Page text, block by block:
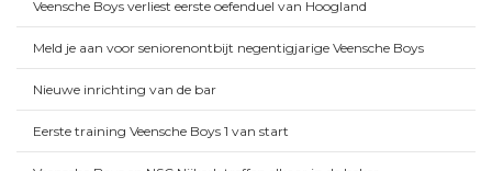
Veensche Boys verliest eerste oefenduel van Hoogland
Meld je aan voor seniorenontbijt negentigjarige Veensche Boys
Nieuwe inrichting van de bar
Eerste training Veensche Boys 1 van start